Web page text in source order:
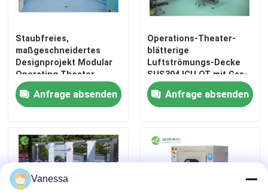
Staubfreies,
maßgeschneidertes
Designprojekt Modular
Operating Theater
Anfrage absenden
Operations-Theater-
blätterige
Luftströmungs-Decke
SUS304 ICU OT mit Gas-
Anschlusskasten
Anfrage absenden
Vanessa